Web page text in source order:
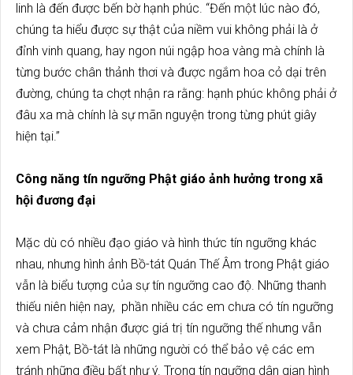
linh là đến được bến bờ hạnh phúc. “Đến một lúc nào đó,
chúng ta hiểu được sự thật của niềm vui không phải là ở
đỉnh vinh quang, hay ngon núi ngập hoa vàng mà chính là
từng bước chân thảnh thơi và được ngắm hoa cỏ dại trên
đường, chúng ta chợt nhận ra rằng: hạnh phúc không phải ở
đâu xa mà chính là sự mãn nguyện trong từng phút giây
hiện tại.”
Công năng tín ngưỡng Phật giáo ảnh hưởng trong xã
hội đương đại
Mặc dù có nhiều đạo giáo và hình thức tín ngưỡng khác
nhau, nhưng hình ảnh Bồ-tát Quán Thế Âm trong Phật giáo
vẫn là biểu tượng của sự tín ngưỡng cao độ. Những thanh
thiếu niên hiện nay, phần nhiều các em chưa có tín ngưỡng
và chưa cảm nhận được giá trị tín ngưỡng thế nhưng vẫn
xem Phật, Bồ-tát là những người có thể bảo vệ các em
tránh những điều bất như ý. Trong tín ngưỡng dân gian hình